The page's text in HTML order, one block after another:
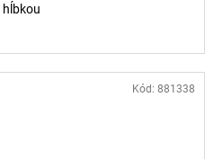
hĺbkou
Kód: 881338